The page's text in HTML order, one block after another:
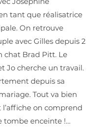
tant que réalisatrice
On retrouve
avec Gilles depuis 2
chat Brad Pitt. Le
Jo cherche un travail.
depuis sa
Tout va bien
on comprend
tombe enceinte !…